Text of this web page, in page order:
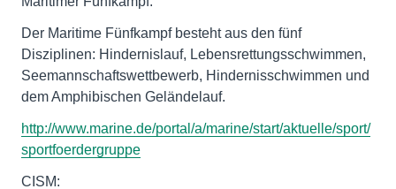
Der Maritime Fünfkampf besteht aus den fünf
Disziplinen: Hindernislauf, Lebensrettungsschwimmen,
Seemannschaftswettbewerb, Hindernisschwimmen und
dem Amphibischen Geländelauf.
http://www.marine.de/portal/a/marine/start/aktuelle/sport/
sportfoerdergruppe
CISM: